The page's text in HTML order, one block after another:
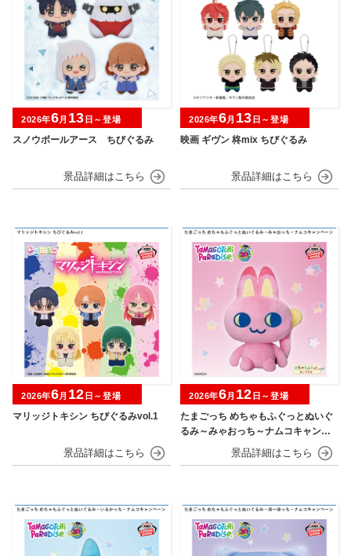
スノウボールアース ちびぐるみ
2026年6月 13 日～登場
映画 ギヴン 柊mix ちびぐるみ
2026年6月 13 日～登場
マリッジトキシン ちびぐるみvol.1
2026年6月 12 日～登場
たまごっち めちゃもふぐっとぬいぐ
るみ～みゃおっち～ナムコキャンペ
2026年6月 12 日～登場